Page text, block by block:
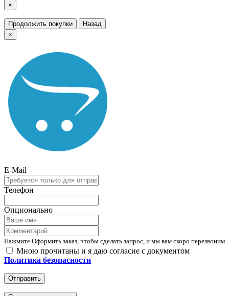
×
Продолжить покупки
Назад
×
E-Mail
Телефон
Опционально
Нажмите Оформить заказ, чтобы сделать запрос, и мы вам скоро перезвоним
Мною прочитаны и я даю согласие с документом
Политика безопасности
Отправить